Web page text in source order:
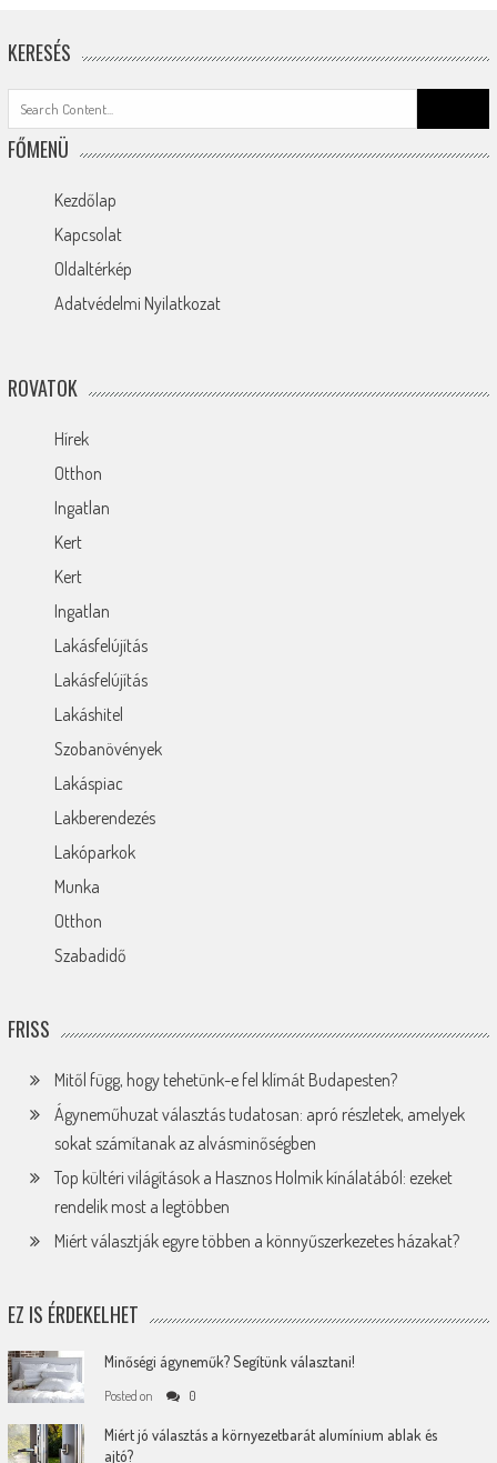
KERESÉS
for:
FŐMENÜ
Kezdőlap
Kapcsolat
Oldaltérkép
Adatvédelmi Nyilatkozat
ROVATOK
Hírek
Otthon
Ingatlan
Kert
Kert
Ingatlan
Lakásfelújítás
Lakásfelújítás
Lakáshitel
Szobanövények
Lakáspiac
Lakberendezés
Lakóparkok
Munka
Otthon
Szabadidő
FRISS
Mitől függ, hogy tehetünk-e fel klímát Budapesten?
Ágyneműhuzat választás tudatosan: apró részletek, amelyek
sokat számítanak az alvásminőségben
Top kültéri világítások a Hasznos Holmik kínálatából: ezeket
rendelik most a legtöbben
Miért választják egyre többen a könnyűszerkezetes házakat?
EZ IS ÉRDEKELHET
Minőségi ágyneműk? Segítünk választani!
Posted on 0
Miért jó választás a környezetbarát alumínium ablak és
ajtó?